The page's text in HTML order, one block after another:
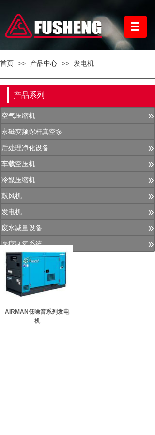
首页 >> 产品中心 >> 发电机
产品系列
空气压缩机 »
永磁变频螺杆真空泵
后处理净化设备 »
车载空压机 »
冷媒压缩机 »
鼓风机 »
发电机 »
废水减量设备 »
医疗制氧系统 »
AIRMAN低噪音系列发电
机